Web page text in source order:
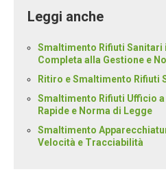
Leggi anche
Smaltimento Rifiuti Sanitari
Completa alla Gestione e
Ritiro e Smaltimento Rifiuti
Smaltimento Rifiuti Ufficio
Rapide e Norma di Legge
Smaltimento
Velocità e Tracciabilità